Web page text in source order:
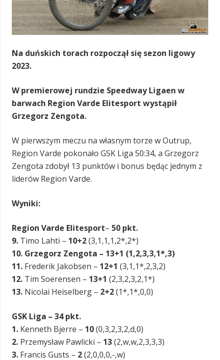
Na duńskich torach rozpoczął się sezon ligowy
2023.
W premierowej rundzie Speedway Ligaen w
barwach Region Varde Elitesport wystąpił
Grzegorz Zengota.
W pierwszym meczu na własnym torze w Outrup,
Region Varde pokonało GSK Liga 50:34, a Grzegorz
Zengota zdobył 13 punktów i bonus będąc jednym z
liderów Region Varde.
Wyniki:
Region Varde Elitesport– 50 pkt.
9. Timo Lahti – 10+2(3,1,1,1,2*,2*)
10. Grzegorz Zengota – 13+1 (1,2,3,3,1*,3)
11. Frederik Jakobsen – 12+1 (3,1,1*,2,3,2)
12. Tim Soerensen – 13+1 (2,3,2,3,2,1*)
13. Nicolai Heiselberg – 2+2(1*,1*,0,0)
GSK Liga – 34 pkt.
1. Kenneth Bjerre – 10(0,3,2,3,2,d,0)
2. Przemysław Pawlicki – 13(2,w,w,2,3,3,3)
3. Francis Gusts – 2(2,0,0,0,-,w)